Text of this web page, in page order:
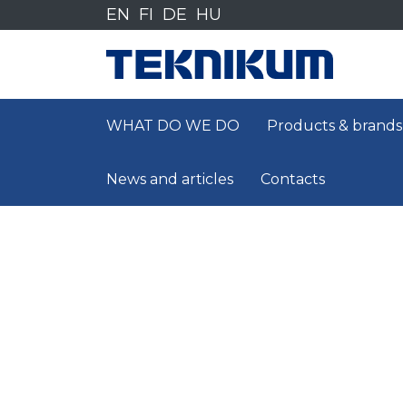
sisältöön
EN FI DE HU
WHAT DO WE DO Products & brands
News and articles Contacts